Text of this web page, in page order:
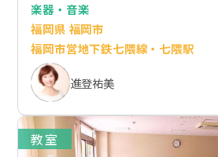
楽器・音楽
福岡県 福岡市
福岡市営地下鉄七隈線・七隈駅
進登祐美
教室